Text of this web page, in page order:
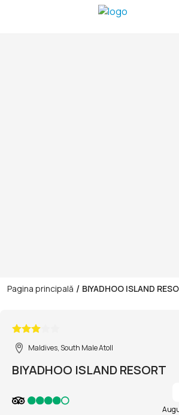
Pagina principală / BIYADHOO ISLAND
Maldives, South Male Atoll
BIYADHOO ISLAND RESORT